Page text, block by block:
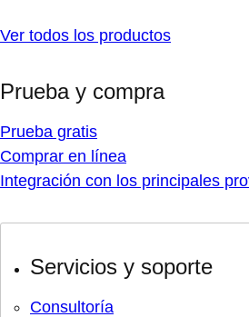
Ver todos los productos
Prueba y compra
Prueba gratis
Comprar en línea
Integración con los principales
Servicios y soporte
Consultoría